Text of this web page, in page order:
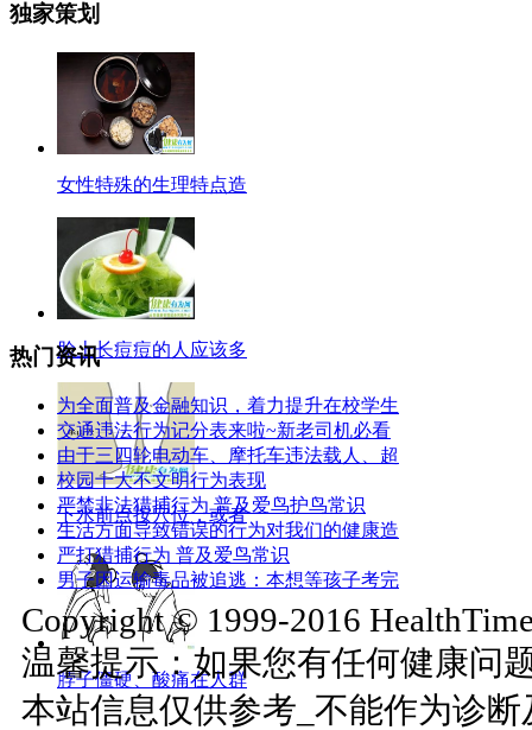
独家策划
女性特殊的生理特点造
脸上长痘痘的人应该多
下水前点按穴位，或者
脖子僵硬、酸痛在人群
热门资讯
为全面普及金融知识，着力提升在校学生
交通违法行为记分表来啦~新老司机必看
由于三四轮电动车、摩托车违法载人、超
校园十大不文明行为表现
严禁非法猎捕行为 普及爱鸟护鸟常识
生活方面导致错误的行为对我们的健康造
严打猎捕行为 普及爱鸟常识
男子因运输毒品被追逃：本想等孩子考完
Copyright © 1999-2016
温馨提示：如果您有任何健康问
本站信息仅供参考_不能作为诊